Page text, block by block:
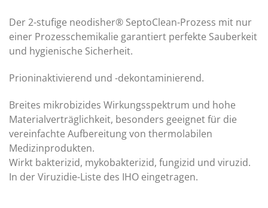
Der 2-stufige neodisher® SeptoClean-Prozess mit nur
einer Prozesschemikalie garantiert perfekte Sauberkeit
und hygienische Sicherheit.
Prioninaktivierend und -dekontaminierend.
Breites mikrobizides Wirkungsspektrum und hohe
Materialverträglichkeit, besonders geeignet für die
vereinfachte Aufbereitung von thermolabilen
Medizinprodukten.
Wirkt bakterizid, mykobakterizid, fungizid und viruzid.
In der Viruzidie-Liste des IHO eingetragen.